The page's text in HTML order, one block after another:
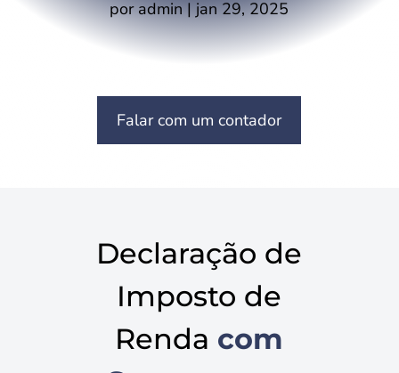
poradmin|jan 29, 2025
Falar com um contador
Declaração de
Imposto de
Renda com